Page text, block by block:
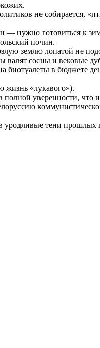
не собирается,
— нужно готовиться к
почин.
землю лопатой не
сосны и вековые
биотуалеты в бюджете
жизнь «лукавого»).
уверенности,
уродливые тени